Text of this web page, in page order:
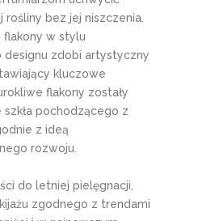
rośliny bez jej niszczenia.
flakony w stylu
designu zdobi artystyczny
kluczowe
flakony zostały
pochodzącego z
z ideą
rozwoju.
do letniej pielęgnacji,
zgodnego z trendami